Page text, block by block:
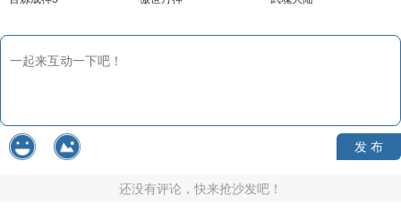
发 布
还没有评论，快来抢沙发吧！